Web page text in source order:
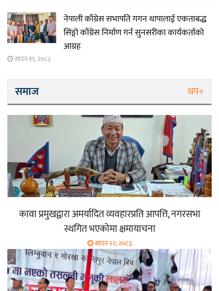
नेपाली काँग्रेस सभापति गगन थापालाई एकताबद्ध
सिङ्गो काँग्रेस निर्माण गर्न सुनसरीका कार्यकर्ताको
आग्रह
साउन १९, २०८३
समाज थप+
कावा प्रमुखद्वारा अमर्यादित व्यवहारप्रति आपत्ति, नगरसभा
स्थगित भएकोमा क्षमायाचना
साउन २२, २०८३